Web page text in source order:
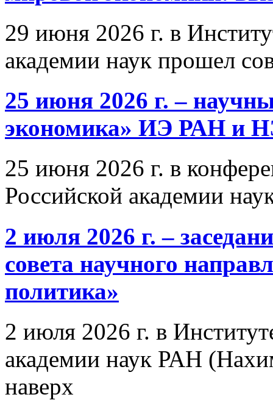
29 июня 2026 г. в
академии наук прошел
25 июня 2026 г. –
экономика» ИЭ РАН и
25 июня 2026 г. в
Российской академии
2 июля 2026 г. –
совета научного
политика»
2 июля 2026 г. в
академии наук РАН
наверх